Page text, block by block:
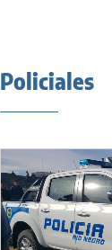
Policiales